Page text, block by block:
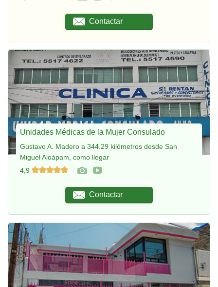
Contactar
Unidades Médicas de la Mujer Consulado
Gustavo A. Madero a 344.29 kilómetros desde San
Miguel Aloápam, como llegar
4,9
Contactar